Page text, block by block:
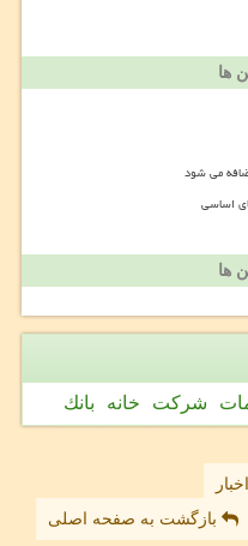
ها
می شود
اساسی
ها
شركت خانه بانك
بازگشت به صفحه اصلی